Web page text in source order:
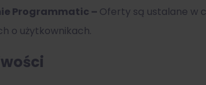
Programmatic – Oferty są ustalane w
o użytkownikach.